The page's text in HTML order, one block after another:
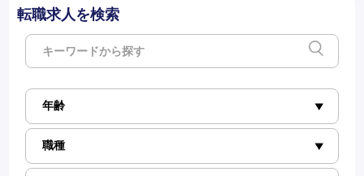
転職求人を検索